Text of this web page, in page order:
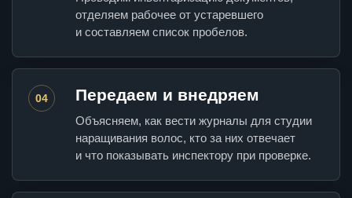
отделяем рабочее от устаревшего
и составляем список пробелов.
04 Передаем и внедряем
Объясняем, как вести журналы для студии
наращивания волос, кто за них отвечает
и что показывать инспектору при проверке.